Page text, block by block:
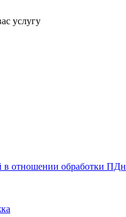
услугу
в отношении обработки ПДн